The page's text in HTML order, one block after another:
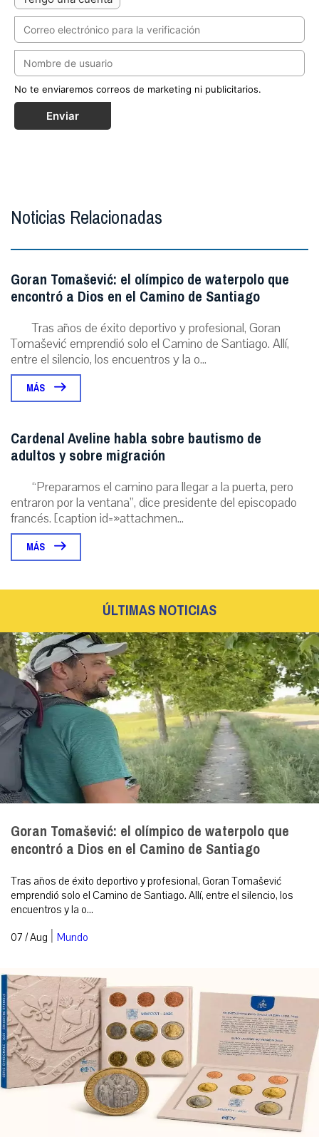
No te enviaremos correos de marketing ni publicitarios.
Enviar
Noticias Relacionadas
Goran Tomašević: el olímpico de waterpolo que
encontró a Dios en el Camino de Santiago
Tras años de éxito deportivo y profesional, Goran
Tomašević emprendió solo el Camino de Santiago. Allí,
entre el silencio, los encuentros y la o...
MÁS
Cardenal Aveline habla sobre bautismo de
adultos y sobre migración
“Preparamos el camino para llegar a la puerta, pero
entraron por la ventana”, dice presidente del episcopado
francés. [caption id=»attachmen...
MÁS
ÚLTIMAS NOTICIAS
Goran Tomašević: el olímpico de waterpolo que
encontró a Dios en el Camino de Santiago
Tras años de éxito deportivo y profesional, Goran Tomašević
emprendió solo el Camino de Santiago. Allí, entre el silencio, los
encuentros y la o...
07 / Aug | Mundo